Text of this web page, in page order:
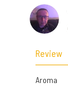
Review
Aroma